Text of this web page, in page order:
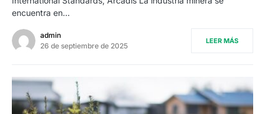
encuentra en…
admin
26 de septiembre de 2025
LEER MÁS